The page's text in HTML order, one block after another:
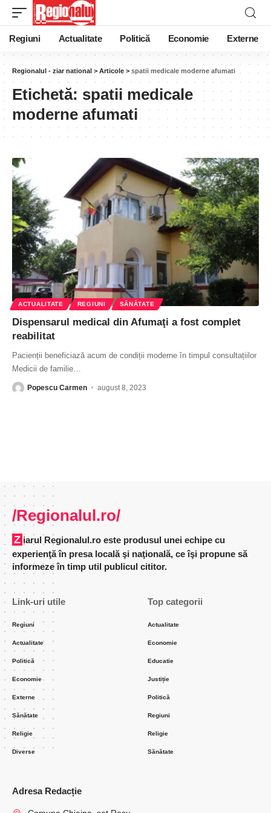
Regiuni Actualitate Politică Economie Externe
Regionalul - ziar national > Articole > spatii medicale moderne afumati
Etichetă: spatii medicale
moderne afumati
ACTUALITATE REGIUNI SĂNĂTATE
Dispensarul medical din Afumaţi a fost complet
reabilitat
Pacienții beneficiază acum de condiții moderne în timpul consultațiilor
Medicii de familie
Popescu Carmen august 8, 2023
/Regionalul.ro/
Ziarul Regionalul.ro este produsul unei echipe cu
experienţă în presa locală şi naţională, ce îşi propune să
informeze în timp util publicul cititor.
Link-uri utile
Regiuni
Actualitate
Politică
Economie
Externe
Sănătate
Religie
Diverse
Top categorii
Actualitate
Economie
Educatie
Justiție
Politică
Regiuni
Religie
Sănătate
Adresa Redacție